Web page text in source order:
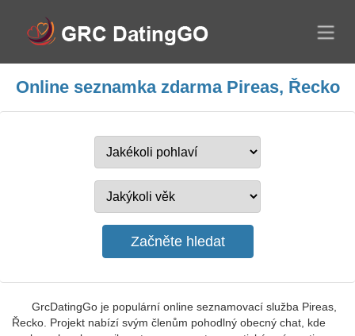
Online seznamka zdarma Pireas, Řecko
GrcDatingGo je populární online seznamovací služba Pireas,
Řecko. Projekt nabízí svým členům pohodlný obecný chat, kde